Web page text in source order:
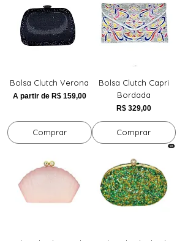
Bolsa Clutch Verona
A partir de R$ 159,00
Preço promocional
Comprar
Bolsa Clutch Capri
Bordada
Preço
R$ 329,00
Comprar